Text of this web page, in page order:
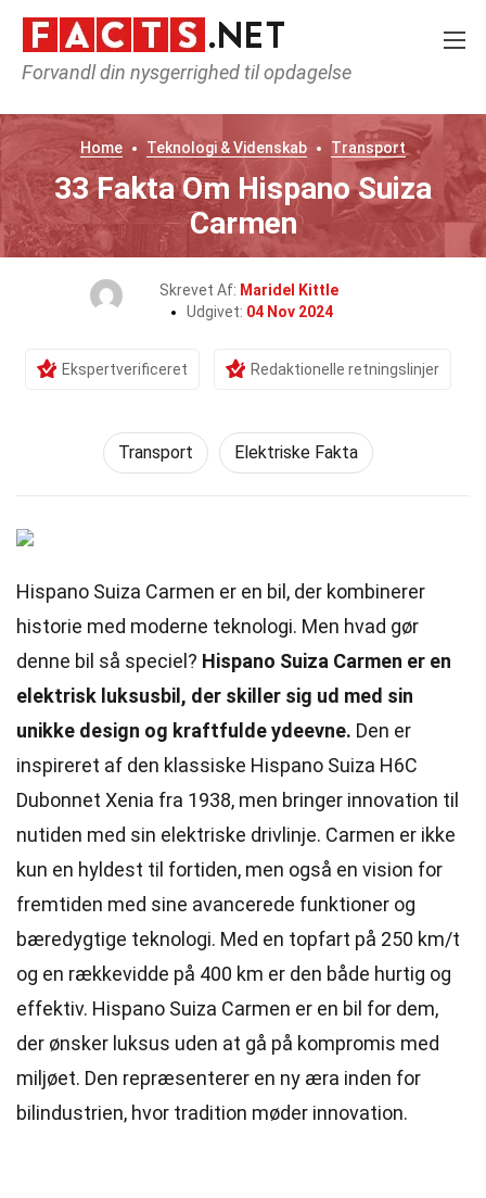
Forvandl din nysgerrighed til opdagelse
Home Teknologi & Videnskab Transport
33 Fakta Om Hispano Suiza
Carmen
Skrevet Af: Maridel Kittle
Udgivet: 04 Nov 2024
Ekspertverificeret Redaktionelle retningslinjer
Transport Elektriske Fakta
Hispano Suiza Carmen er en bil, der kombinerer
historie med moderne teknologi. Men hvad gør
denne bil så speciel? Hispano Suiza Carmen er en
elektrisk luksusbil, der skiller sig ud med sin
unikke design og kraftfulde ydeevne. Den er
inspireret af den klassiske Hispano Suiza H6C
Dubonnet Xenia fra 1938, men bringer innovation til
nutiden med sin elektriske drivlinje. Carmen er ikke
kun en hyldest til fortiden, men også en vision for
fremtiden med sine avancerede funktioner og
bæredygtige teknologi. Med en topfart på 250 km/t
og en rækkevidde på 400 km er den både hurtig og
effektiv. Hispano Suiza Carmen er en bil for dem,
der ønsker luksus uden at gå på kompromis med
miljøet. Den repræsenterer en ny æra inden for
bilindustrien, hvor tradition møder innovation.